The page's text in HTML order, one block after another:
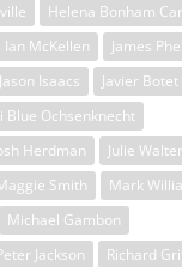
Helena Bonham
Ian McKellen
James
Jason Isaacs
Javier Botet
Blue Ochsenknecht
Herdman
Julie
Smith
Mark
Michael Gambon
Jackson
Richard